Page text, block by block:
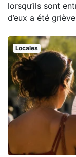
lorsqu’ils sont
d’eux a été
Locales